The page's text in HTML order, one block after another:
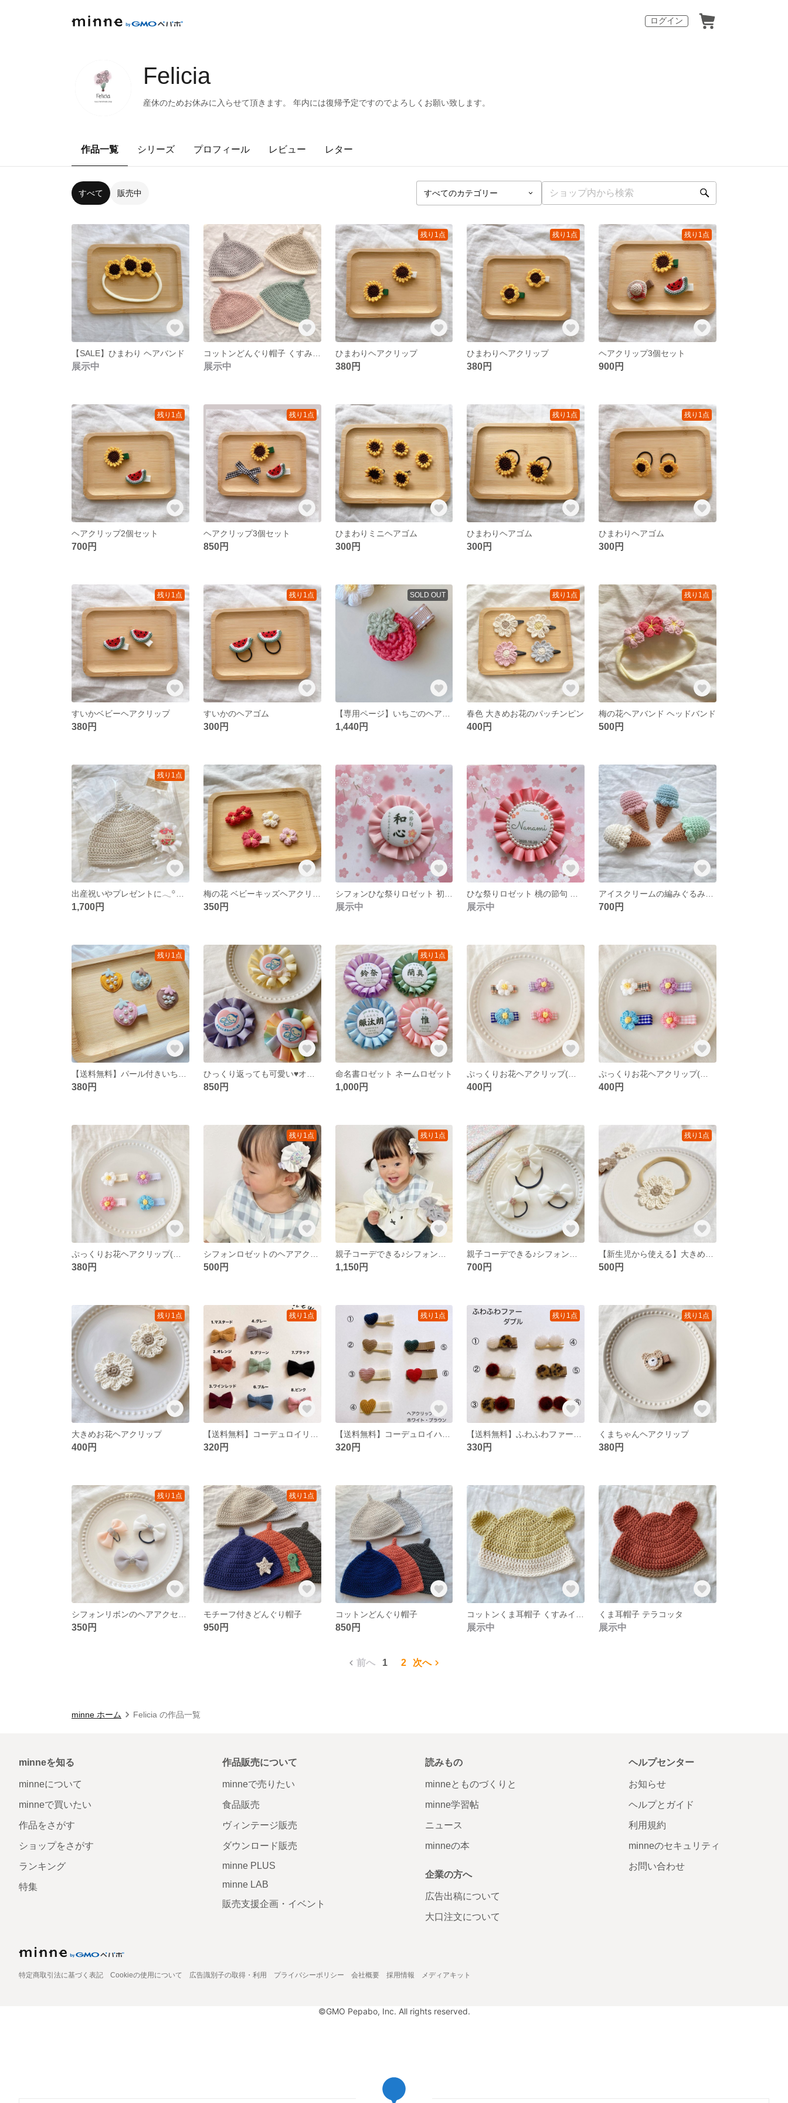
ログイン
Felicia
産休のためお休みに入らせて頂きます。 年内には復帰予定ですのでよろしくお願い致します。
作品一覧 シリーズ プロフィール レビュー レター
すべて 販売中
【SALE】ひまわり ヘアバンド
展示中 展示中
残り1点
ひまわりヘアクリップ
380円
残り1点
ひまわりヘアクリップ
380円
残り1点
ヘアクリップ3個セット
900円
残り1点
ヘアクリップ2個セット
700円
残り1点
ヘアクリップ3個セット
850円
ひまわりミニヘアゴム
300円
残り1点
ひまわりヘアゴム
300円
残り1点
ひまわりヘアゴム
300円
残り1点
すいかベビーヘアクリップ
380円
残り1点
すいかのヘアゴム
300円
SOLD OUT
1,440円
残り1点
春色 大きめお花のパッチンピン
400円
残り1点
梅の花ヘアバンド ヘッドバンド
500円
残り1点
1,700円 350円 展示中 展示中 700円
残り1点
380円 850円
残り1点
命名書ロゼット ネームロゼット
1,000円 400円 400円
380円
残り1点
500円
残り1点
1,150円 700円
残り1点
500円
残り1点
大きめお花ヘアクリップ
400円
残り1点
320円
残り1点
320円
残り1点
330円
残り1点
くまちゃんヘアクリップ
380円
残り1点
350円
残り1点
モチーフ付きどんぐり帽子
950円
コットンどんぐり帽子
850円 展示中
くま耳帽子 テラコッタ
展示中
前へ 1 2 次へ
minne ホーム Felicia の作品一覧
minneを知る
minneについて
minneで買いたい
作品をさがす
ショップをさがす
ランキング
特集
作品販売について
minneで売りたい
食品販売
ヴィンテージ販売
ダウンロード販売
minne PLUS
minne LAB
販売支援企画・イベント
読みもの
minneとものづくりと
minne学習帖
ニュース
minneの本
企業の方へ
広告出稿について
大口注文について
ヘルプセンター
お知らせ
ヘルプとガイド
利用規約
minneのセキュリティ
お問い合わせ
特定商取引法に基づく表記 Cookieの使用について 広告識別子の取得・利用 プライバシーポリシー 会社概要 採用情報 メディアキット
©GMO Pepabo, Inc. All rights reserved.